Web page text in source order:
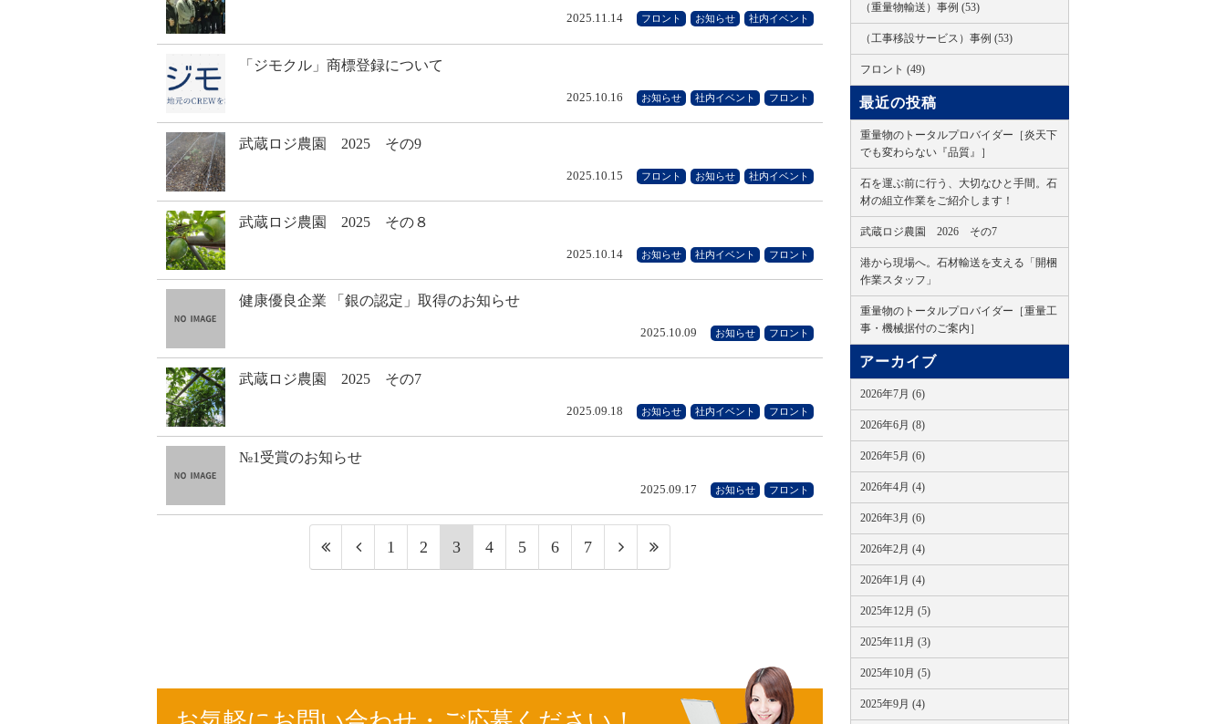
2025.11.14 フロント お知らせ 社内イベント
「ジモクル」商標登録について
2025.10.16 お知らせ 社内イベント フロント
武蔵ロジ農園 2025 その9
2025.10.15 フロント お知らせ 社内イベント
武蔵ロジ農園 2025 その８
2025.10.14 お知らせ 社内イベント フロント
健康優良企業 「銀の認定」取得のお知らせ
2025.10.09 お知らせ フロント
武蔵ロジ農園 2025 その7
2025.09.18 お知らせ 社内イベント フロント
№1受賞のお知らせ
2025.09.17 お知らせ フロント
1 2 3 4 5 6 7
（重量物輸送）事例 (53)
（工事移設サービス）事例 (53)
フロント (49)
最近の投稿
重量物のトータルプロバイダー［炎天下
でも変わらない『品質』］
石を運ぶ前に行う、大切なひと手間。石
材の組立作業をご紹介します！
武蔵ロジ農園 2026 その7
港から現場へ。石材輸送を支える「開梱
作業スタッフ」
重量物のトータルプロバイダー［重量工
事・機械据付のご案内］
アーカイブ
2026年7月 (6)
2026年6月 (8)
2026年5月 (6)
2026年4月 (4)
2026年3月 (6)
2026年2月 (4)
2026年1月 (4)
2025年12月 (5)
2025年11月 (3)
2025年10月 (5)
2025年9月 (4)